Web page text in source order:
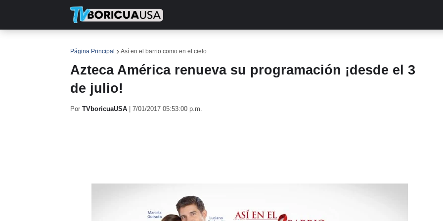
Página Principal Así en el barrio como en el cielo
Azteca América renueva su programación ¡desde el 3
de julio!
Por TVboricuaUSA 7/01/2017 05:53:00 p.m.